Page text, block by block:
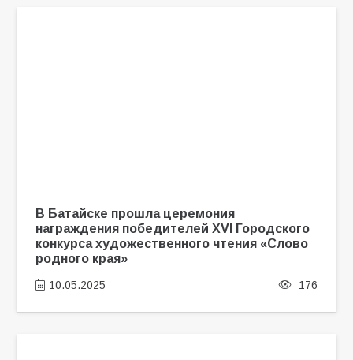
В Батайске прошла церемония
награждения победителей XVI Городского
конкурса художественного чтения «Слово
родного края»
10.05.2025 176